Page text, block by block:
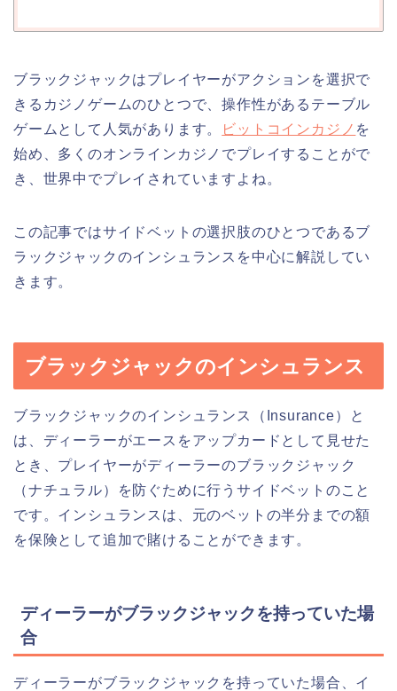
ブラックジャックはプレイヤーがアクションを選択で
きるカジノゲームのひとつで、操作性があるテーブル
ゲームとして人気があります。
ビットコインカジノ を
始め、多くのオンラインカジノでプレイすることがで
き、世界中でプレイされていますよね。
この記事ではサイドベットの選択肢のひとつであるブ
ラックジャックのインシュランスを中心に解説してい
きます。
ブラックジャックのインシュランス
ブラックジャックのインシュランス（Insurance）と
は、ディーラーがエースをアップカードとして見せた
とき、プレイヤーがディーラーのブラックジャック
（ナチュラル）を防ぐために行うサイドベットのこと
です。インシュランスは、元のベットの半分までの額
を保険として追加で賭けることができます。
ディーラーがブラックジャックを持っていた場
合
ディーラーがブラックジャックを持っていた場合、イ